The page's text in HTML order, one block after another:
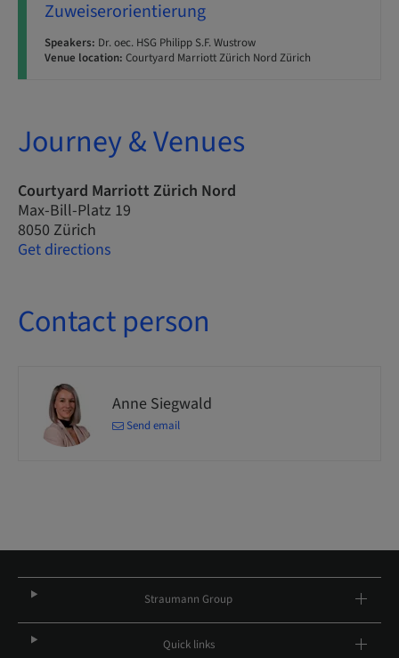
Zuweiserorientierung
Speakers: Dr. oec. HSG Philipp S.F. Wustrow
Venue location: Courtyard Marriott Zürich Nord Zürich
Journey & Venues
Courtyard Marriott Zürich Nord
Max-Bill-Platz 19
8050 Zürich
Get directions
Contact person
Anne Siegwald
Send email
Straumann Group
Quick links